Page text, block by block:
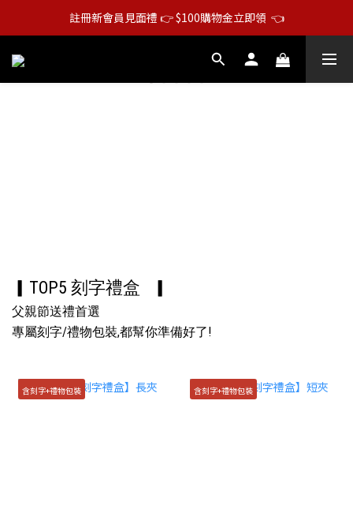
註冊新會員見面禮 👉 $100購物金立即領  👈
▎TOP5 刻字禮盒
父親節送禮首選
專屬刻字/禮物包裝,都幫你準備好了!
含刻字+禮物包裝 含刻字+禮物包裝